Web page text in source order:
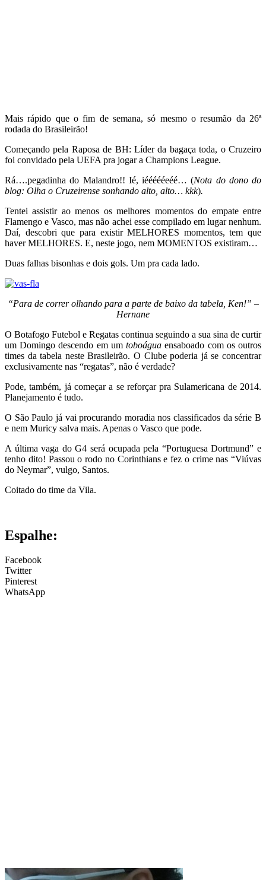
Mais rápido que o fim de semana, só mesmo o resumão da 26ª
rodada do Brasileirão!
Começando pela Raposa de BH: Líder da bagaça toda, o Cruzeiro
foi convidado pela UEFA pra jogar a Champions League.
Rá….pegadinha do Malandro!! Ié, iéééééeéé… (Nota do dono do
blog: Olha o Cruzeirense sonhando alto, alto… kkk).
Tentei assistir ao menos os melhores momentos do empate entre
Flamengo e Vasco, mas não achei esse compilado em lugar nenhum.
Daí, descobri que para existir MELHORES momentos, tem que
haver MELHORES. E, neste jogo, nem MOMENTOS existiram…
Duas falhas bisonhas e dois gols. Um pra cada lado.
“Para de correr olhando para a parte de baixo da tabela, Ken!” –
Hernane
O Botafogo Futebol e Regatas continua seguindo a sua sina de curtir
um Domingo descendo em umtoboágua ensaboado com os outros
times da tabela neste Brasileirão. O Clube poderia já se concentrar
exclusivamente nas “regatas”, não é verdade?
Pode, também, já começar a se reforçar pra Sulamericana de 2014.
Planejamento é tudo.
O São Paulo já vai procurando moradia nos classificados da série B
e nem Muricy salva mais. Apenas o Vasco que pode.
A última vaga do G4 será ocupada pela “Portuguesa Dortmund” e
tenho dito! Passou o rodo no Corinthians e fez o crime nas “Viúvas
do Neymar”, vulgo, Santos.
Coitado do time da Vila.
Espalhe:
Facebook
Twitter
Pinterest
WhatsApp